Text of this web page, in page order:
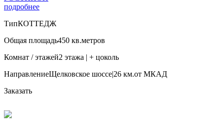
подробнее
ТипКОТТЕДЖ
Общая площадь450 кв.метров
Комнат / этажей2 этажа | + цоколь
НаправлениеЩелковское шоссе|26 км.от МКАД
Заказать